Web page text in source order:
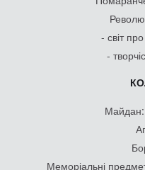
- світ
-
Майдан:
Меморіальні